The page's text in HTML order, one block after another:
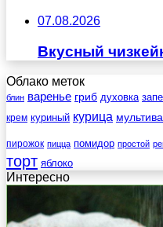
07.08.2026
Вкусный
Облако меток
блин варенье гриб духовка
крем куриный курица
пирожок пицца помидор простой
торт яблоко
Интересно